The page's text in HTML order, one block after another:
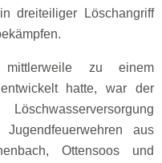
dreiteiliger Löschangriff
zu einem
hatte, war der
aus
Ottensoos und